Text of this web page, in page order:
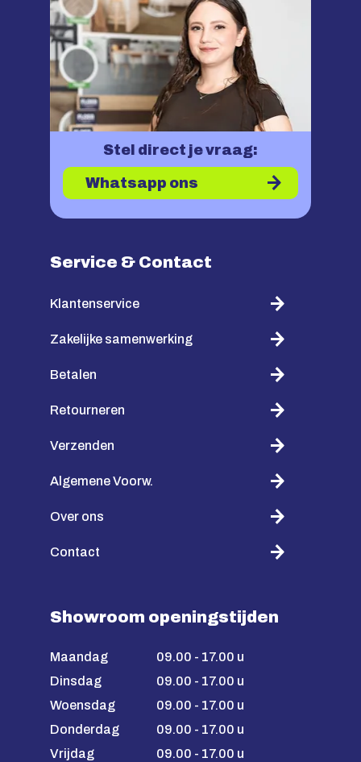
Stel direct je vraag:
Whatsapp ons
Service & Contact
Klantenservice
Zakelijke samenwerking
Betalen
Retourneren
Verzenden
Algemene Voorw.
Over ons
Contact
Showroom openingstijden
Maandag
09.00 - 17.00 u
Dinsdag
09.00 - 17.00 u
Woensdag
09.00 - 17.00 u
Donderdag
09.00 - 17.00 u
Vrijdag
09.00 - 17.00 u